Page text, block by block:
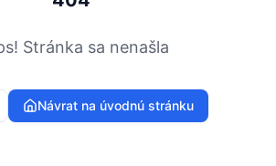
Stránka sa nenašla
Návrat na úvodnú stránku